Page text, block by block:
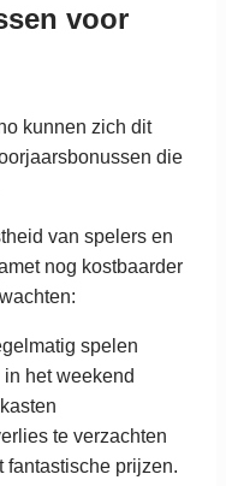
voor
kunnen zich dit
die
van spelers en
nog kostbaarder
spelen
het weekend
te verzachten
fantastische prijzen.